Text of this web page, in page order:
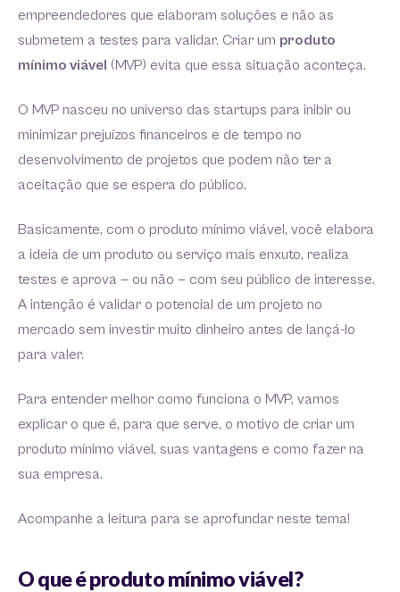
empreendedores que elaboram soluções e não as
submetem a testes para validar. Criar um produto
mínimo viável (MVP) evita que essa situação aconteça.
O MVP nasceu no universo das startups para inibir ou
minimizar prejuízos financeiros e de tempo no
desenvolvimento de projetos que podem não ter a
aceitação que se espera do público.
Basicamente, com o produto mínimo viável, você elabora
a ideia de um produto ou serviço mais enxuto, realiza
testes e aprova — ou não — com seu público de interesse.
A intenção é validar o potencial de um projeto no
mercado sem investir muito dinheiro antes de lançá-lo
para valer.
Para entender melhor como funciona o MVP, vamos
explicar o que é, para que serve, o motivo de criar um
produto mínimo viável, suas vantagens e como fazer na
sua empresa.
Acompanhe a leitura para se aprofundar neste tema!
O que é produto mínimo viável?